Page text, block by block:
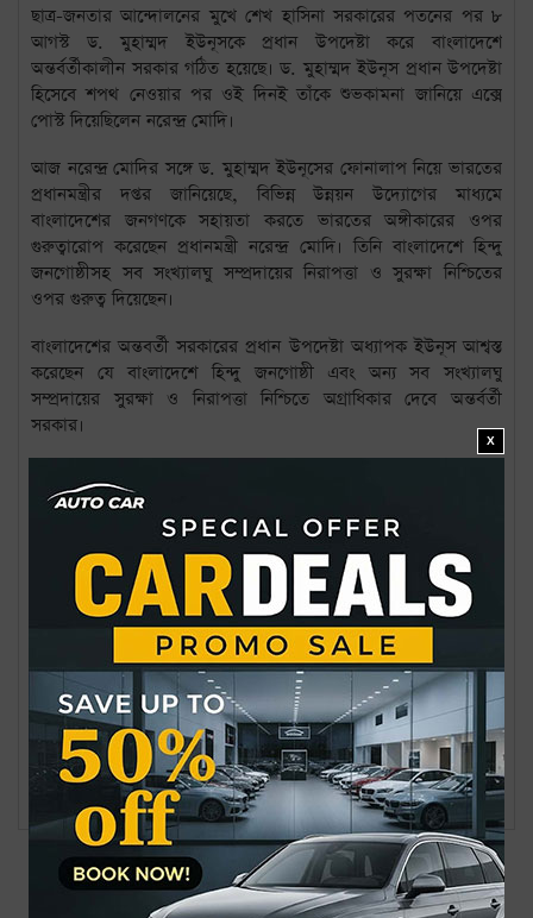
ছাত্র-জনতার আন্দোলনের মুখে শেখ হাসিনা সরকারের পতনের পর ৮
আগস্ট ড. মুহাম্মদ ইউনূসকে প্রধান উপদেষ্টা করে বাংলাদেশে
অন্তর্বর্তীকালীন সরকার গঠিত হয়েছে। ড. মুহাম্মদ ইউনূস প্রধান উপদেষ্টা
হিসেবে শপথ নেওয়ার পর ওই দিনই তাঁকে শুভকামনা জানিয়ে এক্সে
পোস্ট দিয়েছিলেন নরেন্দ্র মোদি।
আজ নরেন্দ্র মোদির সঙ্গে ড. মুহাম্মদ ইউনূসের ফোনালাপ নিয়ে ভারতের
প্রধানমন্ত্রীর দপ্তর জানিয়েছে, বিভিন্ন উন্নয়ন উদ্যোগের মাধ্যমে
বাংলাদেশের জনগণকে সহায়তা করতে ভারতের অঙ্গীকারের ওপর
গুরুত্বারোপ করেছেন প্রধানমন্ত্রী নরেন্দ্র মোদি। তিনি বাংলাদেশে হিন্দু
জনগোষ্ঠীসহ সব সংখ্যালঘু সম্প্রদায়ের নিরাপত্তা ও সুরক্ষা নিশ্চিতের
ওপর গুরুত্ব দিয়েছেন।
বাংলাদেশের অন্তবর্তী সরকারের প্রধান উপদেষ্টা অধ্যাপক ইউনূস আশ্বস্ত
করেছেন যে বাংলাদেশে হিন্দু জনগোষ্ঠী এবং অন্য সব সংখ্যালঘু
সম্প্রদায়ের সুরক্ষা ও নিরাপত্তা নিশ্চিতে অগ্রাধিকার দেবে অন্তর্বর্তী
সরকার।
করে দ্বিপক্ষীয় সম্পর্ক এগিয়ে নেওয়ার উপায়গুলো নিয়ে আলোচনা
করেছেন বলে ভারতের প্রধানমন্ত্রীর দপ্তর জানিয়েছে।
বিষয়: ## নরেন্দ্র মোদি # ফোনালাপ # হিন্দুদের নিরাপত্তা # ড. ই
সালমান এফ রহমান ও আনিসুল হক গ্রেপ্তার
এক মাসের মধ্যেই দল নিয়ে ‘রাজনীতিতে’ আসছেন শিক্ষার্থীরা
সর্বশেষ
জনপ্রিয়
X